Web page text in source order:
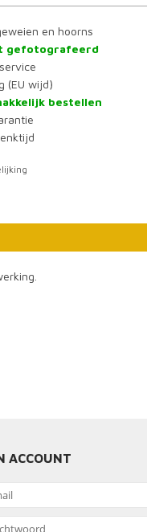
en hoorns
gefotografeerd
service
(EU wijd)
bestellen
ACCOUNT